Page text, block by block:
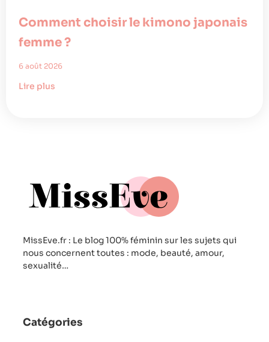
Comment choisir le kimono japonais
femme ?
6 août 2026
Lire plus
MissEve.fr : Le blog 100% féminin sur les sujets qui
nous concernent toutes : mode, beauté, amour,
sexualité…
Catégories